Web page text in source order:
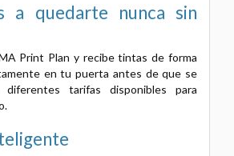
a quedarte nunca sin
Print Plan y recibe tintas de forma
en tu puerta antes de que se
tarifas disponibles para